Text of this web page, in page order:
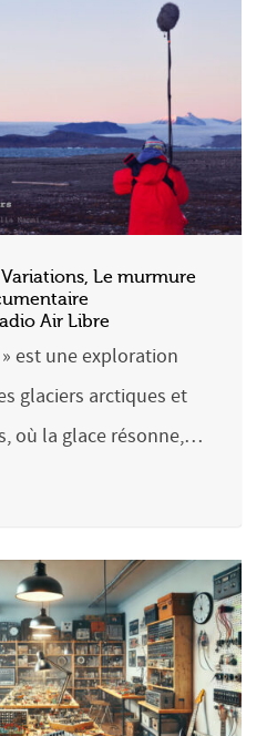
Le murmure
Air Libre
est une exploration
glaciers arctiques et
où la glace résonne,…